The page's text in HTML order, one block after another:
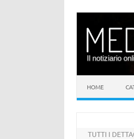
Il notiziario
HOME
TUTTI I